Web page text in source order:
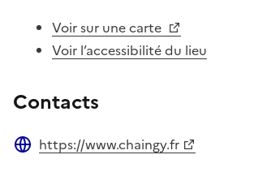
Voir sur une carte
Voir l’accessibilité du lieu
Contacts
https://www.chaingy.fr